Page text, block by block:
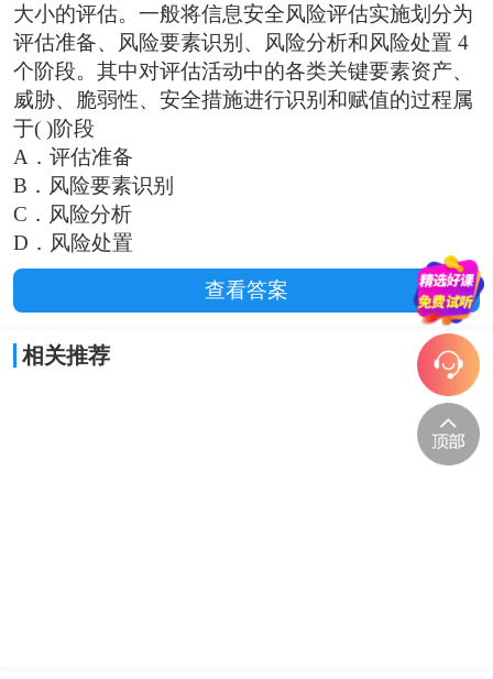
大小的评估。一般将信息安全风险评估实施划分为
评估准备、风险要素识别、风险分析和风险处置 4
个阶段。其中对评估活动中的各类关键要素资产、
威胁、脆弱性、安全措施进行识别和赋值的过程属
于( )阶段
A．评估准备
B．风险要素识别
C．风险分析
D．风险处置
查看答案
相关推荐